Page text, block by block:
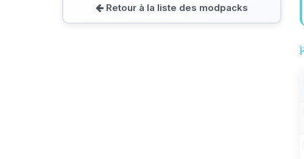
Retour à la liste des modpacks